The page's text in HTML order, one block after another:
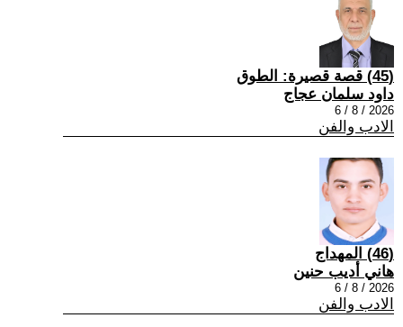
(45) قصة قصيرة: الطوق
داود سلمان عجاج
2026 / 8 / 6
الادب والفن
(46) المهداج
هاني أديب حنين
2026 / 8 / 6
الادب والفن